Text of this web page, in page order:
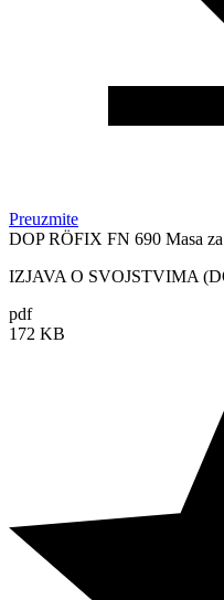
Preuzmite
DOP RÖFIX FN 690 Masa
IZJAVA O SVOJSTVIMA
pdf
172 KB